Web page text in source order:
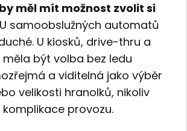
měl mít možnost zvolit si
U samoobslužných automatů
U kiosků, drive-thru a
měla být volba bez ledu
a viditelná jako výběr
velikosti hranolků, nikoliv
provozu.